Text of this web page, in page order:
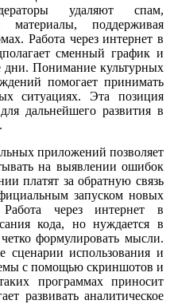
удаляют спам,
поддерживая
Работа через интернет в
сменный график и
дни. Понимание культурных
помогает принимать
ситуациях. Эта позиция
дальнейшего развития в
приложений позволяет
на выявлении ошибок
платят за обратную связь
запуском новых
через интернет в
кода, но нуждается в
формулировать мысли.
сценарии использования и
с помощью скриншотов и
программах приносит
развивать аналитическое